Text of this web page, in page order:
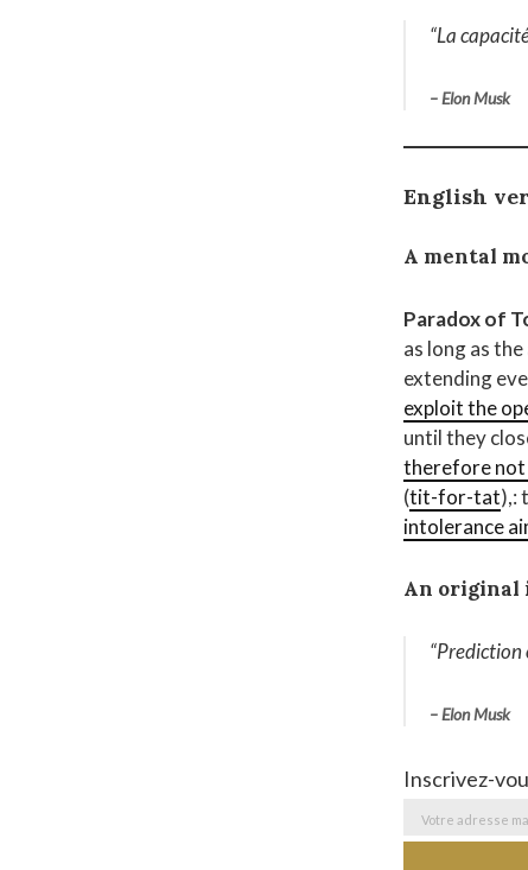
“La
–Elon Musk
English
A mental
Paradox of
as long as
extending
exploit the
until they
therefore not
(tit-for-tat),:
intolerance
An original
– Elon Musk
Inscrivez-